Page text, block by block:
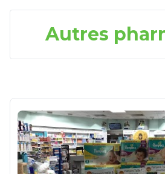
Autres